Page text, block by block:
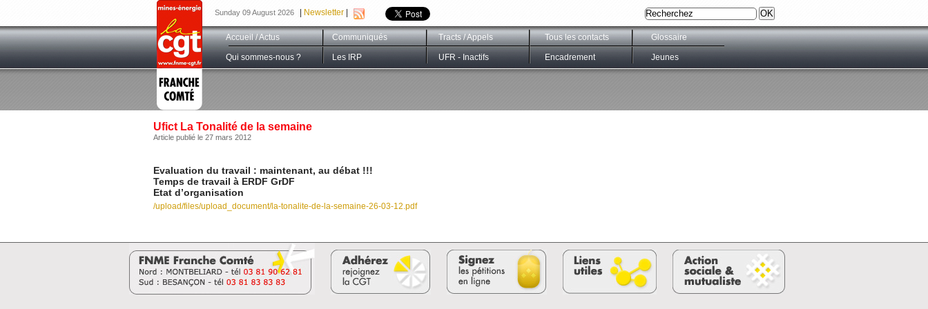
Sunday 09 August 2026 Newsletter
Accueil / Actus Communiqués Tracts / Appels Tous les contacts Glossaire
Qui sommes-nous ? Les IRP UFR - Inactifs Encadrement Jeunes
Ufict La Tonalité de la semaine
Article publié le 27 mars 2012
Evaluation du travail : maintenant, au débat !!!
Temps de travail à ERDF GrDF
Etat d’organisation
/upload/files/upload_document/la-tonalite-de-la-semaine-26-03-12.pdf